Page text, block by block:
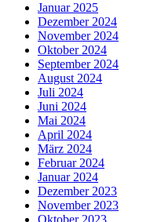
Januar 2025
Dezember 2024
November 2024
Oktober 2024
September 2024
August 2024
Juli 2024
Juni 2024
Mai 2024
April 2024
März 2024
Februar 2024
Januar 2024
Dezember 2023
November 2023
Oktober 2023